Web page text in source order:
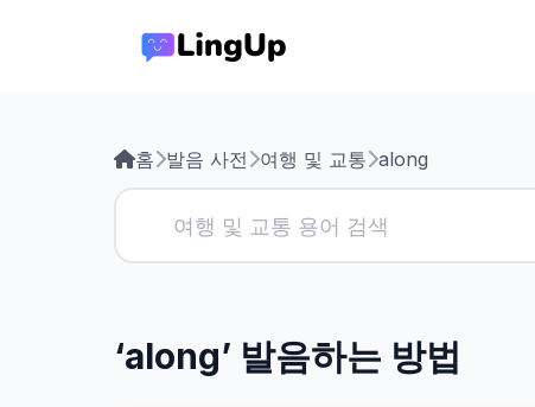
홈 발음 사전 여행 및 교통 along
‘along’ 발음하는 방법